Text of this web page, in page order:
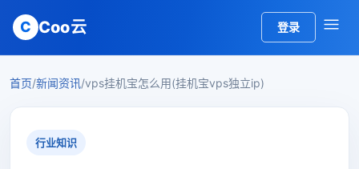
C Coo云 登录
首页/新闻资讯/vps挂机宝怎么用(挂机宝vps独立ip)
行业知识